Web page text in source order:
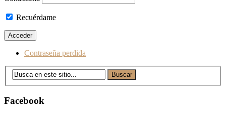
Recuérdame
Contraseña perdida
Facebook